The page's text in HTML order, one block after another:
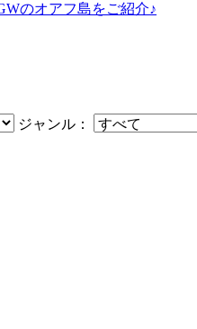
のオアフ島をご紹介♪
ジャンル：